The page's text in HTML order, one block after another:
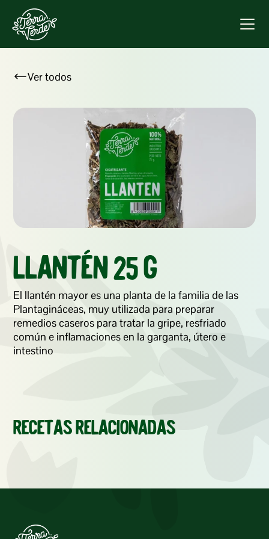
Ver todos
Llantén 25 g
El llantén mayor es una planta de la familia de las
Plantagináceas, muy utilizada para preparar
remedios caseros para tratar la gripe, resfriado
común e inflamaciones en la garganta, útero e
intestino
Recetas relacionadas